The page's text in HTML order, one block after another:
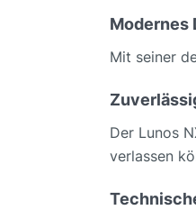
Modernes
Mit seiner
Der Lunos
verlassen